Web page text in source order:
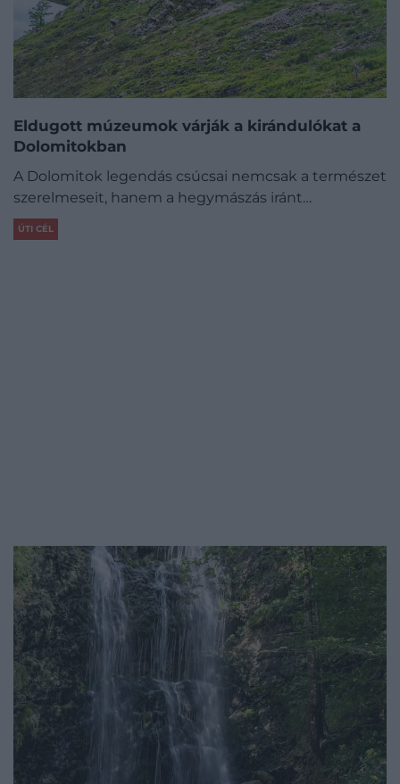
Eldugott múzeumok várják a kirándulókat a
Dolomitokban
A Dolomitok legendás csúcsai nemcsak a természet
szerelmeseit, hanem a hegymászás iránt…
ÚTI CÉL